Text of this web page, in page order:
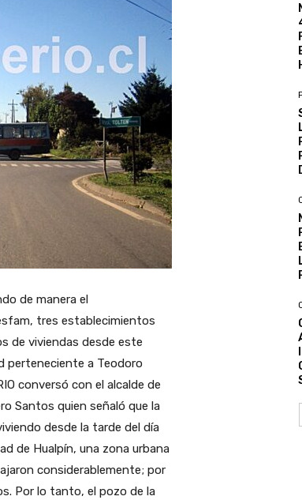
de manera el
tres establecimientos
de viviendas desde este
perteneciente a Teodoro
conversó con el alcalde de
Santos quien señaló que la
desde la tarde del día
de Hualpín, una zona urbana
considerablemente; por
Por lo tanto, el pozo de la